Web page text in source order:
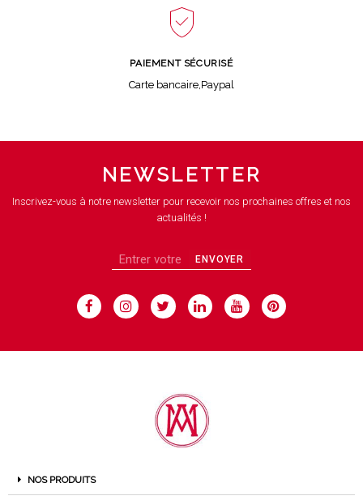
PAIEMENT SÉCURISÉ
Carte bancaire,Paypal
NEWSLETTER
Inscrivez-vous à notre newsletter pour recevoir nos prochaines offres et nos
actualités !
ENVOYER
NOS PRODUITS